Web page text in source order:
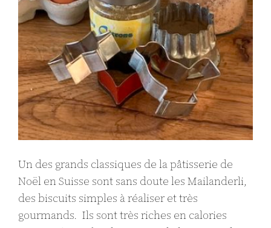
Un des grands classiques de la pâtisserie de
Noël en Suisse sont sans doute les Mailanderli,
des biscuits simples à réaliser et très
gourmands. Ils sont très riches en calories